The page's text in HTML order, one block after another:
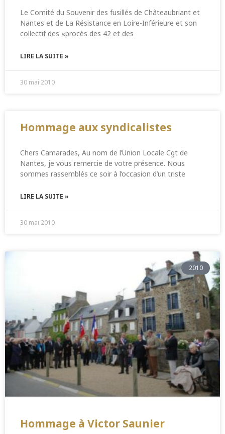
Le Comité du Souvenir des fusillés de Châteaubriant et
Nantes et de La Résistance en Loire-Inférieure et son
collectif des «procès des 42 et des
LIRE LA SUITE »
30 mai 2010
Hommage aux syndicalistes
Chers Camarades, Au nom de l’Union Locale Cgt de
Nantes, je vous remercie de votre présence. Nous
sommes rassemblés ce soir à l’occasion d’un triste
LIRE LA SUITE »
30 mai 2010
2010
Hommage à Victor Saunier